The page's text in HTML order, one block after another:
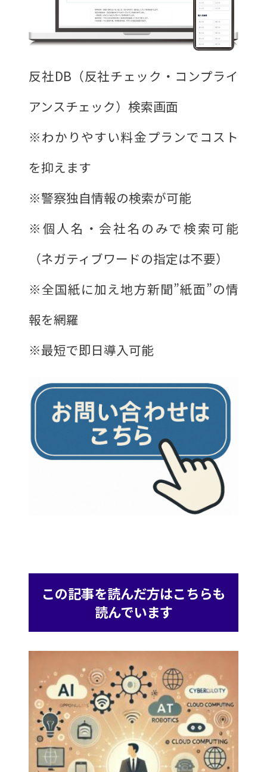
反社DB（反社チェック・コンプライ
アンスチェック）検索画面
※わかりやすい料金プランでコスト
を抑えます
※警察独自情報の検索が可能
※個人名・会社名のみで検索可能
（ネガティブワードの指定は不要）
※全国紙に加え地方新聞”紙面”の情
報を網羅
※最短で即日導入可能
この記事を読んだ方はこちらも
読んでいます